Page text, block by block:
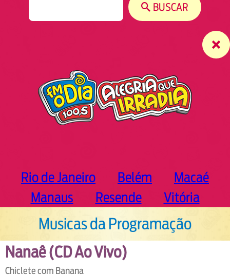
BUSCAR
Rio de Janeiro Belém
Macaé
Manaus
Resende Vitória
Musicas da Programação
Nanaê (CD Ao Vivo)
Chiclete com Banana